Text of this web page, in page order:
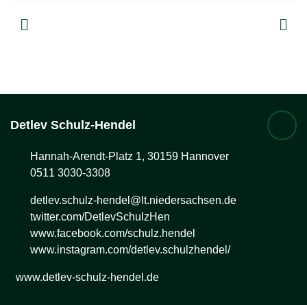
Detlev Schulz-Hendel
Hannah-Arendt-Platz 1, 30159 Hannover
0511 3030-3308
detlev.schulz-hendel@lt.niedersachsen.de
twitter.com/DetlevSchulzHen
www.facebook.com/schulz.hendel
www.instagram.com/detlev.schulzhendel/
www.detlev-schulz-hendel.de